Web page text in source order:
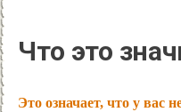
Что это
Это означает, что у вас